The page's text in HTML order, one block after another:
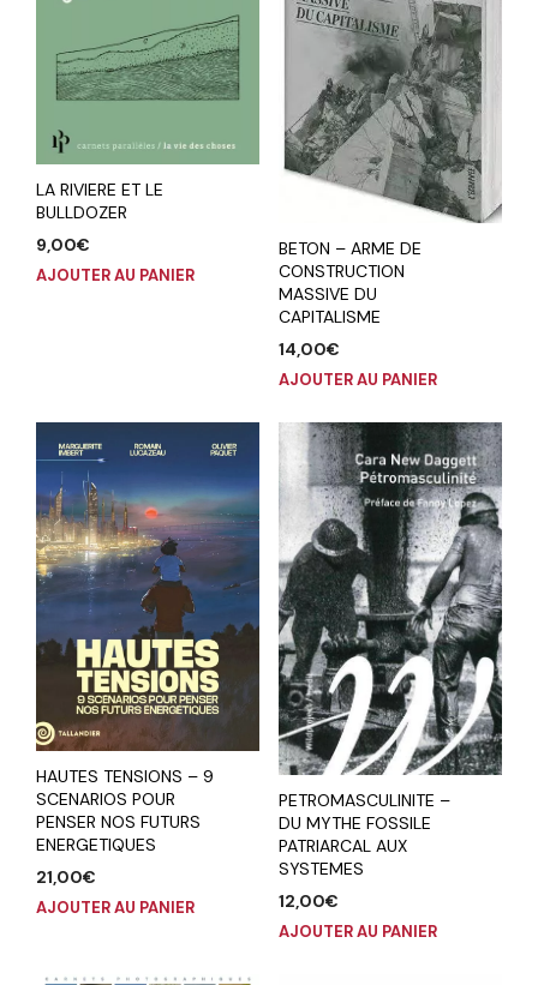
LA RIVIERE ET LE
BULLDOZER
9,00€
AJOUTER AU PANIER
BETON – ARME DE
CONSTRUCTION
MASSIVE DU
CAPITALISME
14,00€
AJOUTER AU PANIER
HAUTES TENSIONS – 9
SCENARIOS POUR
PENSER NOS FUTURS
ENERGETIQUES
21,00€
AJOUTER AU PANIER
PETROMASCULINITE –
DU MYTHE FOSSILE
PATRIARCAL AUX
SYSTEMES
12,00€
AJOUTER AU PANIER